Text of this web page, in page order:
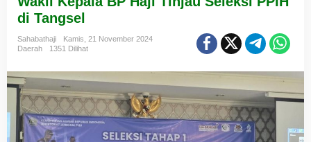
di Tangsel
Sahabathaji
Kamis, 21 November 2024
Daerah
1351 Dilihat